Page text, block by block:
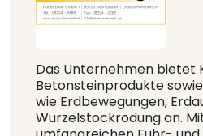
Das Unternehmen bietet
Betonsteinprodukte
wie Erdbewegungen,
Wurzelstockrodung an.